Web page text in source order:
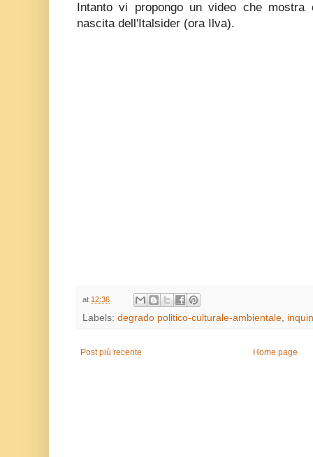
Intanto vi propongo un video che mostra
nascita dell'Italsider (ora Ilva).
at 12:36
Labels: degrado politico-culturale-ambientale
Post più recente Home page